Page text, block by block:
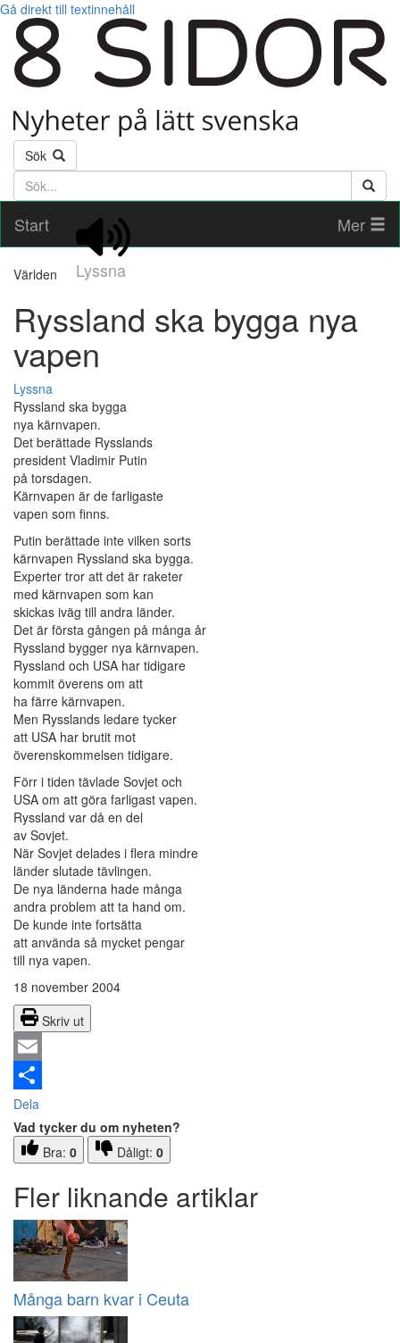
Gå direkt till textinnehåll
Sök
Söktext
Start
Lyssna
Mer
Världen
Ryssland ska bygga nya
vapen
Lyssna
Ryssland ska bygga
nya kärnvapen.
Det berättade Rysslands
president Vladimir Putin
på torsdagen.
Kärnvapen är de farligaste
vapen som finns.
Putin berättade inte vilken sorts
kärnvapen Ryssland ska bygga.
Experter tror att det är raketer
med kärnvapen som kan
skickas iväg till andra länder.
Det är första gången på många år
Ryssland bygger nya kärnvapen.
Ryssland och USA har tidigare
kommit överens om att
ha färre kärnvapen.
Men Rysslands ledare tycker
att USA har brutit mot
överenskommelsen tidigare.
Förr i tiden tävlade Sovjet och
USA om att göra farligast vapen.
Ryssland var då en del
av Sovjet.
När Sovjet delades i flera mindre
länder slutade tävlingen.
De nya länderna hade många
andra problem att ta hand om.
De kunde inte fortsätta
att använda så mycket pengar
till nya vapen.
18 november 2004
Skriv ut
Email
Dela
Vad tycker du om nyheten?
Bra: 0 Dåligt: 0
Fler liknande artiklar
Många barn kvar i Ceuta